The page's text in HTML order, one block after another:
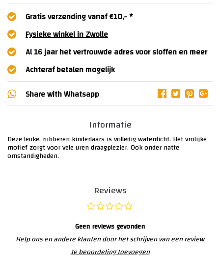
Gratis verzending vanaf €10,- *
Fysieke winkel in Zwolle
Al 16 jaar het vertrouwde adres voor sloffen en meer
Achteraf betalen mogelijk
Share withWhatsapp
Informatie
Deze leuke, rubberen kinderlaars is volledig waterdicht. Het vrolijke
motief zorgt voor vele uren draagplezier. Ook onder natte
omstandigheden.
Reviews
Geen reviews gevonden
Help ons en andere klanten door het schrijven van een review
Je beoordeling toevoegen